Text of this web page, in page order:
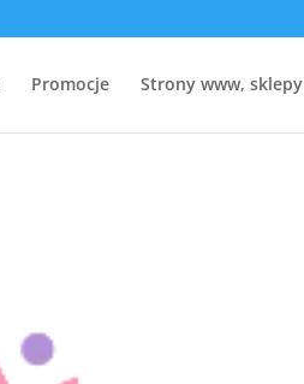
Promocje Strony www, sklepy